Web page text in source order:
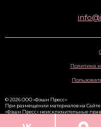
Политика
© 2026 ООО «Фэшн Пресс»
При размещении материалов на Сайте
«Фэшн Пресс» неисключительные
материалов и доведение их до